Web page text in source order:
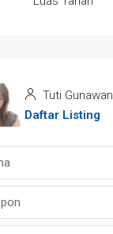
Tuti Gunawan
Daftar Listing